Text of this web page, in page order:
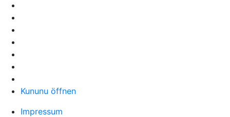
Kununu öffnen
Impressum